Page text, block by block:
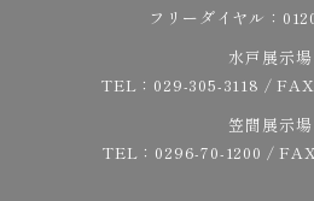
フリーダイヤル：
水戸展示場
TEL： 029-305-3118 / FAX
笠間展示場
TEL： 0296-70-1200 /